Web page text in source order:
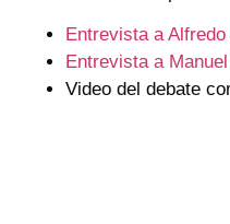
Entrevista a
Entrevista a
Video del debate